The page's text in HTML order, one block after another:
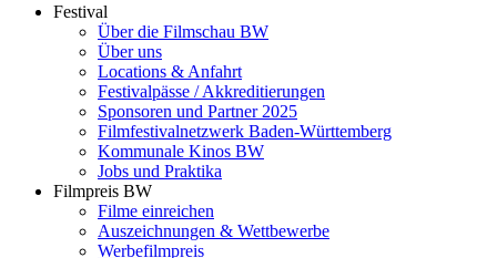
Festival
Über die Filmschau BW
Über uns
Locations & Anfahrt
Festivalpässe / Akkreditierungen
Sponsoren und Partner 2025
Filmfestivalnetzwerk ­Baden-Württemberg
Kommunale Kinos BW
Jobs und Praktika
Filmpreis BW
Filme einreichen
Auszeichnungen & Wettbewerbe
Werbefilmpreis